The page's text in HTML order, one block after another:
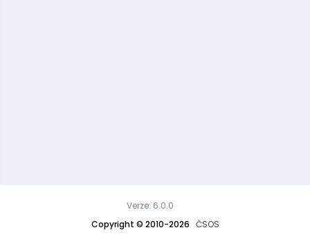
Copyright © 2010-2026 ČSOS
Verze: 6.0.0